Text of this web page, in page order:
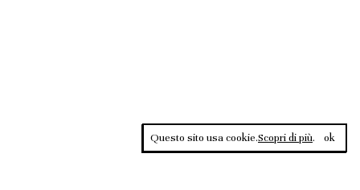
Questo sito usa cookie.Scopri di più. ok